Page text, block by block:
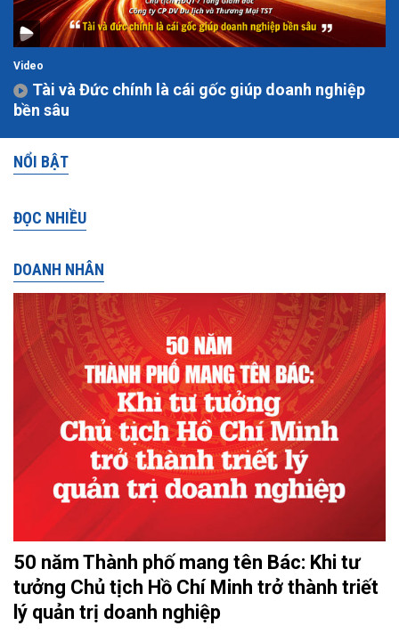
Video
Tài và Đức chính là cái gốc giúp doanh nghiệp
bền sâu
NỔI BẬT
ĐỌC NHIỀU
DOANH NHÂN
50 năm Thành phố mang tên Bác: Khi tư
tưởng Chủ tịch Hồ Chí Minh trở thành triết
lý quản trị doanh nghiệp